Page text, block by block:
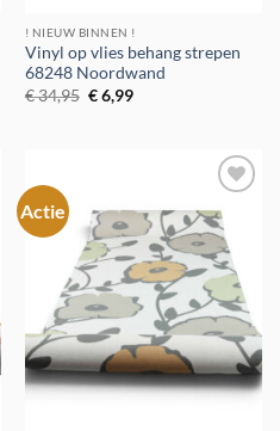
! NIEUW BINNEN !
Vinyl op vlies behang strepen
68248 Noordwand
€34,95 Oorspronkelijke
prijs
€6,99Huidige
Actie
Toevoegen
aan
verlanglijst